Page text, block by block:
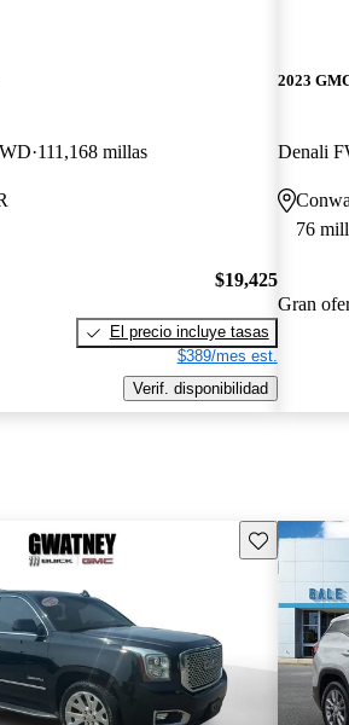
111,168 millas
$19,425
El precio incluye tasas
$389/mes est.
Verif. disponibilidad
2023
Denali
76
Gran
Guarda este